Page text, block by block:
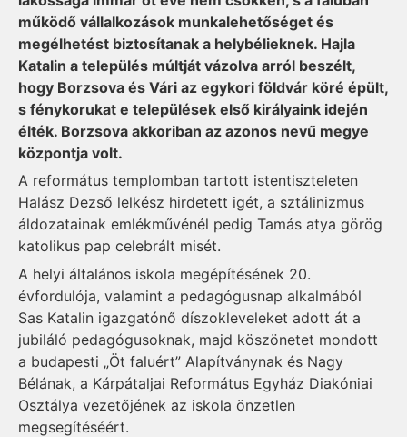
működő vállalkozások munkalehetőséget és
megélhetést biztosítanak a helybélieknek. Hajla
Katalin a település múltját vázolva arról beszélt,
hogy Bor­zsova és Vári az egykori földvár köré épült,
s fénykorukat e települések első királyaink idején
élték. Borzsova akkoriban az azonos nevű megye
központja volt.
A református templomban tartott istentiszteleten
Halász Dezső lelkész hirdetett igét, a sztálinizmus
áldozatainak emlékművénél pedig Tamás atya görög
katolikus pap celebrált misét.
A helyi általános iskola megépítésének 20.
évfordulója, valamint a pedagógusnap alkalmából
Sas Katalin igazgatónő díszokleveleket adott át a
jubiláló pedagógusoknak, majd köszönetet mondott
a budapesti „Öt faluért” Alapítványnak és Nagy
Bélának, a Kárpátaljai Református Egyház Dia­kóniai
Osztálya vezetőjének az iskola önzetlen
megsegítéséért.